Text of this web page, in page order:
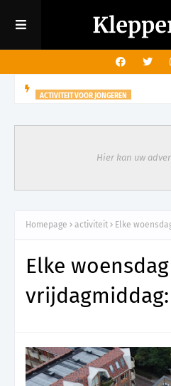
ACTIVITEIT VOOR JONGEREN
Hier kan uw
Homepage activiteit Elke
Elke